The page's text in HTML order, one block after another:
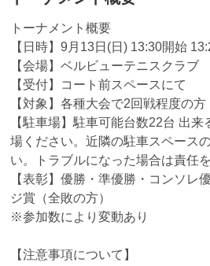
トーナメント概要
【日時】9月13日(日) 13:30開始
【会場】ベルビューテニスクラブ
【受付】コート前スペースにて
【対象】各種大会で2回戦程度の方
【駐車場】駐車可能台数22台 出
場ください。近隣の駐車スペース
い。トラブルになった場合は責任
【表彰】優勝・準優勝・コンソレ
ジ賞（全敗の方）
※参加数により変動あり
【注意事項について】